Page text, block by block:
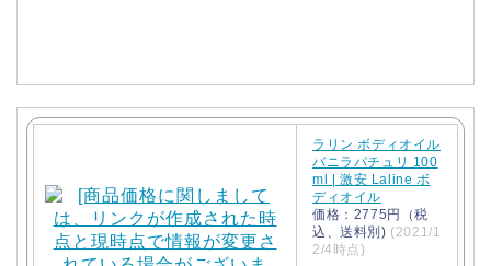
ラリン ボディオイル
バニラパチュリ 100
ml | 激安 Laline ボ
ディオイル
価格：2775円（税
込、送料別) (2021/1
2/4時点)